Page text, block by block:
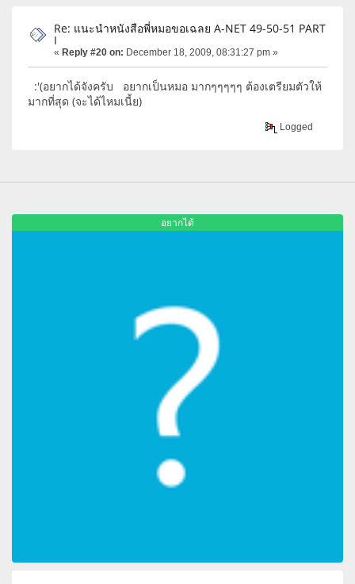
Re: แนะนำหนังสือพี่หมอขอเฉลย A-NET 49-50-51 PART
I
« Reply #20 on: December 18, 2009, 08:31:27 pm »
:'(อยากได้จังครับ อยากเป็นหมอ มากๆๆๆๆๆ ต้องเตรียมตัวให้
มากที่สุด (จะได้ไหมเนี้ย)
Logged
อยากได้